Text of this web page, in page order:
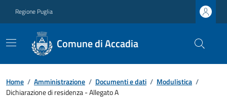
Regione Puglia
Comune di Accadia
Home / Amministrazione / Documenti e dati / Modulistica /
Dichiarazione di residenza - Allegato A